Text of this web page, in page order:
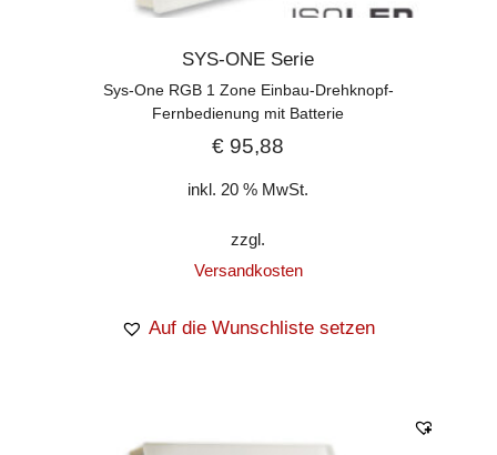
SYS-ONE Serie
Sys-One RGB 1 Zone Einbau-Drehknopf-
Fernbedienung mit Batterie
€ 95,88
inkl. 20 % MwSt.
zzgl.
Versandkosten
Auf die Wunschliste setzen